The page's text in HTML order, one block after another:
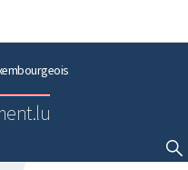
AFFICHER / MASQUER LA RECHERCHE